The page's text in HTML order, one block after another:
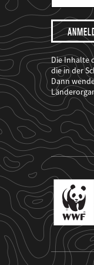
Mail
Adresse
Ich
möchte,
dass
der
WWF
mich
über
seine
Projekte
informiert.
Die Inhalte
die in der
Dann